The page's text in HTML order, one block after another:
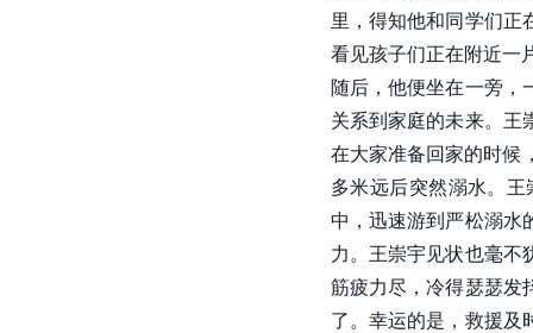
里，得知他和同学们正
看见孩子们正在附近一
随后，他便坐在一旁，
关系到家庭的未来。王
在大家准备回家的时候
多米远后突然溺水。
中，迅速游到严松溺水
力。王崇宇见状也毫不
筋疲力尽，冷得瑟瑟发
了。幸运的是，救援及